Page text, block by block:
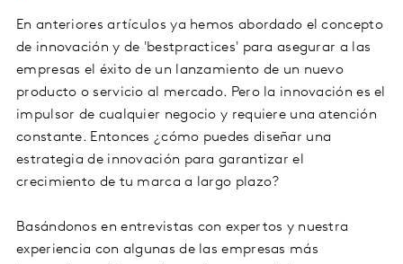
En anteriores artículos ya hemos abordado el concepto
de innovación y de 'bestpractices' para asegurar a las
empresas el éxito de un lanzamiento de un nuevo
producto o servicio al mercado. Pero la innovación es el
impulsor de cualquier negocio y requiere una atención
constante. Entonces ¿cómo puedes diseñar una
estrategia de innovación para garantizar el
crecimiento de tu marca a largo plazo?
Basándonos en entrevistas con expertos y nuestra
experiencia con algunas de las empresas más